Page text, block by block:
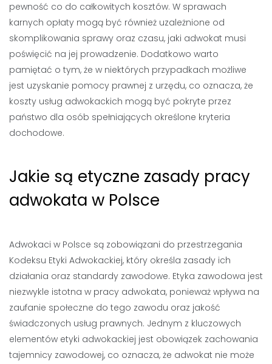
pewność co do całkowitych kosztów. W sprawach
karnych opłaty mogą być również uzależnione od
skomplikowania sprawy oraz czasu, jaki adwokat musi
poświęcić na jej prowadzenie. Dodatkowo warto
pamiętać o tym, że w niektórych przypadkach możliwe
jest uzyskanie pomocy prawnej z urzędu, co oznacza, że
koszty usług adwokackich mogą być pokryte przez
państwo dla osób spełniających określone kryteria
dochodowe.
Jakie są etyczne zasady pracy
adwokata w Polsce
Adwokaci w Polsce są zobowiązani do przestrzegania
Kodeksu Etyki Adwokackiej, który określa zasady ich
działania oraz standardy zawodowe. Etyka zawodowa jest
niezwykle istotna w pracy adwokata, ponieważ wpływa na
zaufanie społeczne do tego zawodu oraz jakość
świadczonych usług prawnych. Jednym z kluczowych
elementów etyki adwokackiej jest obowiązek zachowania
tajemnicy zawodowej, co oznacza, że adwokat nie może